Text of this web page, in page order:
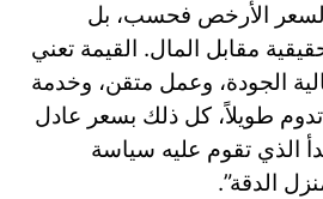
الأرخص فحسب، بل
مقابل المال. القيمة تعني
الجودة، وعمل متقن، وخدمة
تدوم طويلاً، كل ذلك بسعر عادل
الذي تقوم عليه سياسة
الدقة”.